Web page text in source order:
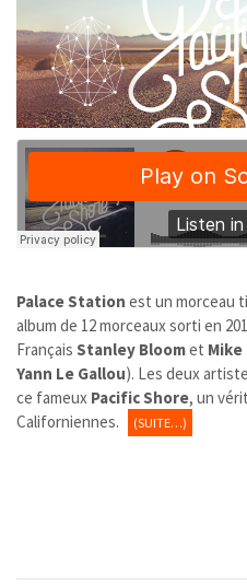
Palace Station est un morceau
album de 12 morceaux sorti en
Français Stanley Bloomet Mike
Yann Le Gallou). Les deux
ce fameux Pacific Shore, un
Californiennes.
(SUITE…)